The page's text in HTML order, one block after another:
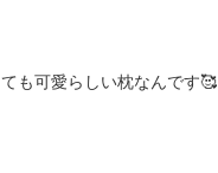
も可愛らしい枕なんです🥰